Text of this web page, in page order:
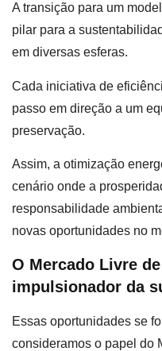
A transição para um
pilar para a
em diversas esferas.
Cada iniciativa de
passo em direção a um
preservação.
Assim, a otimização
cenário onde a
responsabilidade
novas oportunidades no
O Mercado Livre
impulsionador da
Essas oportunidades se
consideramos o papel do